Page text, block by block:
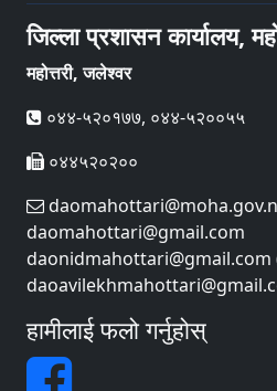
जिल्ला प्रशासन कार्यालय,
महोत्तरी, जलेश्वर
०४४-५२०१७७, ०४४-५२००५५
०४४५२०२००
daomahottari@gmail.com
daonidmahottari@gmail.com
हामीलाई फलो गर्नुहोस्